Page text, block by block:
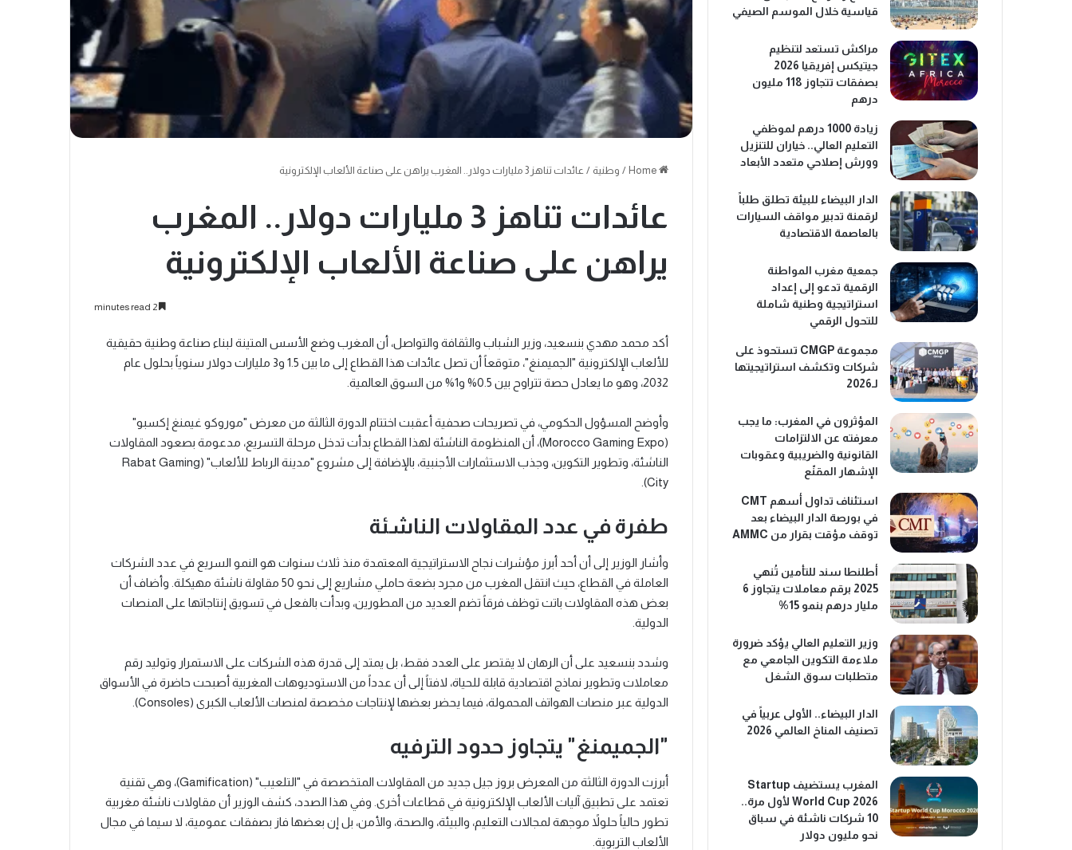
/ وطنية / عائدات تناهز 3 مليارات دولار.. المغرب يراهن على صناعة الألعاب الإلكترونية
عائدات تناهز 3 مليارات دولار.. المغرب
يراهن على صناعة الألعاب الإلكترونية
أكد محمد مهدي بنسعيد، وزير الشباب والثقافة والتواصل، أن المغرب وضع الأسس المتينة لبناء صناعة وطنية حقيقية
للألعاب الإلكترونية "الجميمنغ"، متوقعاً أن تصل عائدات هذا القطاع إلى ما بين 1.5 و3 مليارات دولار سنوياً بحلول عام
2032، وهو ما يعادل حصة تتراوح بين 0.5% و1% من السوق العالمية.
وأوضح المسؤول الحكومي، في تصريحات صحفية أعقبت اختتام الدورة الثالثة من معرض "موروكو غيمنغ إكسبو"
(Morocco Gaming Expo)، أن المنظومة الناشئة لهذا القطاع بدأت تدخل مرحلة التسريع، مدعومة بصعود المقاولات
الناشئة، وتطوير التكوين، وجذب الاستثمارات الأجنبية، بالإضافة إلى مشروع "مدينة الرباط للألعاب" (Rabat Gaming
City).
طفرة في عدد المقاولات الناشئة
وأشار الوزير إلى أن أحد أبرز مؤشرات نجاح الاستراتيجية المعتمدة منذ ثلاث سنوات هو النمو السريع في عدد الشركات
العاملة في القطاع، حيث انتقل المغرب من مجرد بضعة حاملي مشاريع إلى نحو 50 مقاولة ناشئة مهيكلة. وأضاف أن
بعض هذه المقاولات باتت توظف فرقاً تضم العديد من المطورين، وبدأت بالفعل في تسويق إنتاجاتها على المنصات
الدولية.
وشدد بنسعيد على أن الرهان لا يقتصر على العدد فقط، بل يمتد إلى قدرة هذه الشركات على الاستمرار وتوليد رقم
معاملات وتطوير نماذج اقتصادية قابلة للحياة، لافتاً إلى أن عدداً من الاستوديوهات المغربية أصبحت حاضرة في الأسواق
الدولية عبر منصات الهواتف المحمولة، فيما يحضر بعضها لإنتاجات مخصصة لمنصات الألعاب الكبرى (Consoles).
"الجميمنغ" يتجاوز حدود الترفيه
أبرزت الدورة الثالثة من المعرض بروز جيل جديد من المقاولات المتخصصة في "التلعيب" (Gamification)، وهي تقنية
تعتمد على تطبيق آليات الألعاب الإلكترونية في قطاعات أخرى. وفي هذا الصدد، كشف الوزير أن مقاولات ناشئة مغربية
تطور حالياً حلولاً موجهة لمجالات التعليم، والبيئة، والصحة، والأمن، بل إن بعضها فاز بصفقات عمومية، لا سيما في مجال
الألعاب التربوية.
قياسية خلال الموسم الصيفي
مراكش تستعد لتنظيم
جيتيكس إفريقيا 2026
بصفقات تتجاوز 118 مليون
درهم
زيادة 1000 درهم لموظفي
التعليم العالي.. خياران للتنزيل
وورش إصلاحي متعدد الأبعاد
الدار البيضاء للبيئة تطلق طلباً
لرقمنة تدبير مواقف السيارات
بالعاصمة الاقتصادية
جمعية مغرب المواطنة
الرقمية تدعو إلى إعداد
استراتيجية وطنية شاملة
للتحول الرقمي
مجموعة CMGP تستحوذ على
شركات وتكشف استراتيجيتها
لـ2026
المؤثرون في المغرب: ما يجب
معرفته عن الالتزامات
القانونية والضريبية وعقوبات
الإشهار المقنّع
استئناف تداول أسهم CMT
في بورصة الدار البيضاء بعد
توقف مؤقت بقرار من AMMC
أطلنطا سند للتأمين تُنهي
2025 برقم معاملات يتجاوز 6
مليار درهم بنمو 15%
وزير التعليم العالي يؤكد ضرورة
ملاءمة التكوين الجامعي مع
متطلبات سوق الشغل
الدار البيضاء.. الأولى عربياً في
تصنيف المناخ العالمي 2026
المغرب يستضيف Startup
World Cup 2026 لأول مرة..
10 شركات ناشئة في سباق
نحو مليون دولار